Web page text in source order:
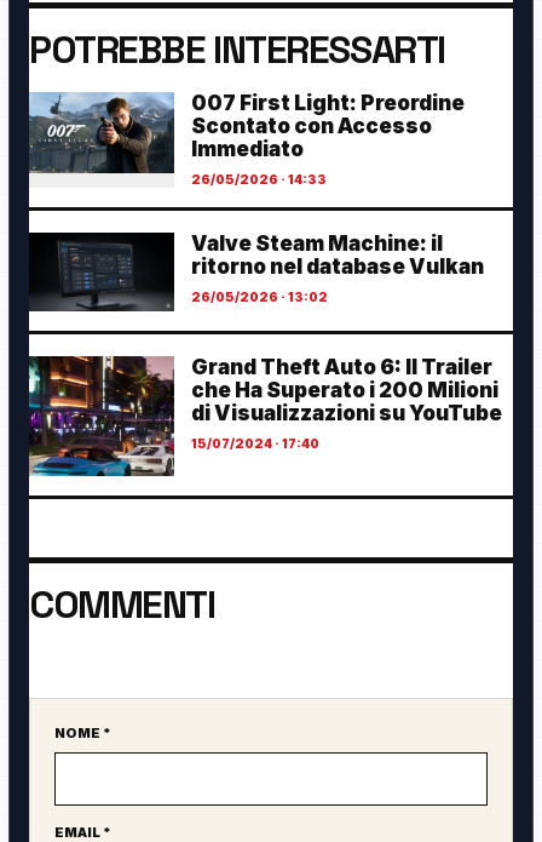
POTREBBE INTERESSARTI
007 First Light: Preordine
Scontato con Accesso
Immediato
26/05/2026 · 14:33
Valve Steam Machine: il
ritorno nel database Vulkan
26/05/2026 · 13:02
Grand Theft Auto 6: Il Trailer
che Ha Superato i 200 Milioni
di Visualizzazioni su YouTube
15/07/2024 · 17:40
COMMENTI
Sito web
NOME *
EMAIL *